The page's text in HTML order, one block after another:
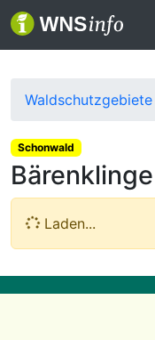
Waldschutzgebiete
Schonwald
Bärenklinge
Laden...